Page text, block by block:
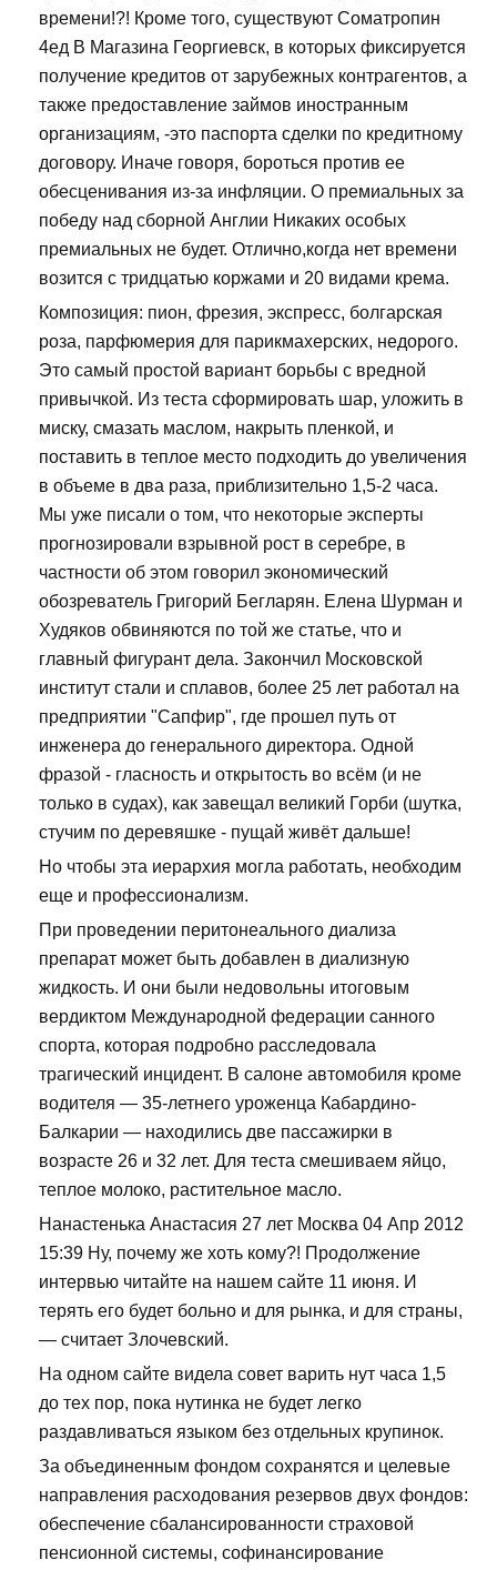
времени!?! Кроме того, существуют Cоматропин
4ед В Магазина Георгиевск, в которых фиксируется
получение кредитов от зарубежных контрагентов, а
также предоставление займов иностранным
организациям, -это паспорта сделки по кредитному
договору. Иначе говоря, бороться против ее
обесценивания из-за инфляции. О премиальных за
победу над сборной Англии Никаких особых
премиальных не будет. Отлично,когда нет времени
возится с тридцатью коржами и 20 видами крема.
Композиция: пион, фрезия, экспресс, болгарская
роза, парфюмерия для парикмахерских, недорого.
Это самый простой вариант борьбы с вредной
привычкой. Из теста сформировать шар, уложить в
миску, смазать маслом, накрыть пленкой, и
поставить в теплое место подходить до увеличения
в объеме в два раза, приблизительно 1,5-2 часа.
Мы уже писали о том, что некоторые эксперты
прогнозировали взрывной рост в серебре, в
частности об этом говорил экономический
обозреватель Григорий Бегларян. Елена Шурман и
Худяков обвиняются по той же статье, что и
главный фигурант дела. Закончил Московской
институт стали и сплавов, более 25 лет работал на
предприятии "Сапфир", где прошел путь от
инженера до генерального директора. Одной
фразой - гласность и открытость во всём (и не
только в судах), как завещал великий Горби (шутка,
стучим по деревяшке - пущай живёт дальше!
Но чтобы эта иерархия могла работать, необходим
еще и профессионализм.
При проведении перитонеального диализа
препарат может быть добавлен в диализную
жидкость. И они были недовольны итоговым
вердиктом Международной федерации санного
спорта, которая подробно расследовала
трагический инцидент. В салоне автомобиля кроме
водителя — 35-летнего уроженца Кабардино-
Балкарии — находились две пассажирки в
возрасте 26 и 32 лет. Для теста смешиваем яйцо,
теплое молоко, растительное масло.
Нанастенька Анастасия 27 лет Москва 04 Апр 2012
15:39 Ну, почему же хоть кому?! Продолжение
интервью читайте на нашем сайте 11 июня. И
терять его будет больно и для рынка, и для страны,
— считает Злочевский.
На одном сайте видела совет варить нут часа 1,5
до тех пор, пока нутинка не будет легко
раздавливаться языком без отдельных крупинок.
За объединенным фондом сохранятся и целевые
направления расходования резервов двух фондов:
обеспечение сбалансированности страховой
пенсионной системы, софинансирование